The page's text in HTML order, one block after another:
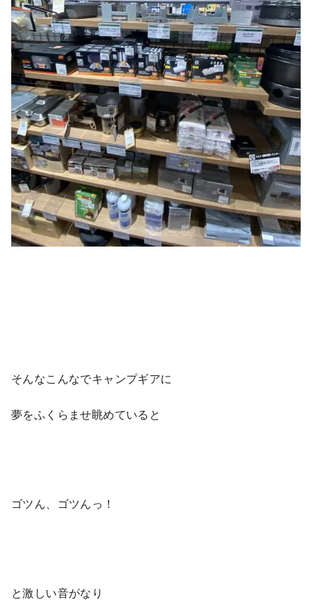
そんなこんなでキャンプギアに
夢をふくらませ眺めていると
ゴツん、ゴツんっ！
と激しい音がなり